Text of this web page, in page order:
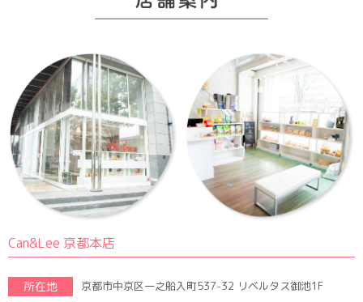
Can&Lee 京都本店
所在地 京都市中京区一之船入町537-32 リベルタス御池1F